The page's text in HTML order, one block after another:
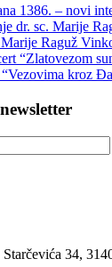
1386. – novi
dr. sc. Marije
Marije Raguž
“Zlatovezom
kroz
34,